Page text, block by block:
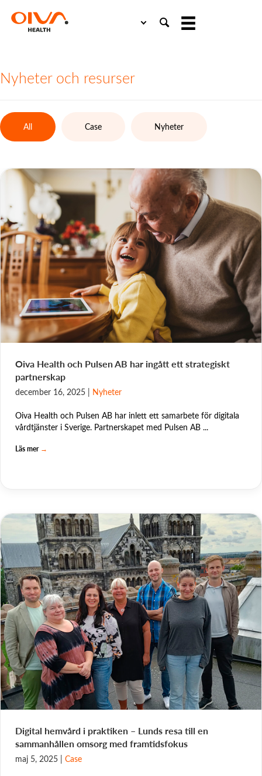
Choose
Nyheter och resurser
All Case Nyheter
Oiva Health och Pulsen AB har ingått ett strategiskt
partnerskap
december 16, 2025 | Nyheter
Oiva Health och Pulsen AB har inlett ett samarbete för digitala
vårdtjänster i Sverige. Partnerskapet med Pulsen AB ...
Läs mer →
Digital hemvård i praktiken – Lunds resa till en
sammanhållen omsorg med framtidsfokus
maj 5, 2025 | Case